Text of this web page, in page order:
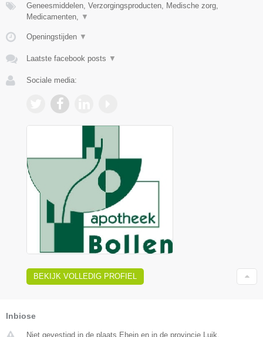
Geneesmiddelen, Verzorgingsproducten, Medische zorg,
Medicamenten,
▼
Openingstijden ▼
Laatste facebook posts ▼
Sociale media:
BEKIJK VOLLEDIG PROFIEL
Inbiose
Niet gevestigd in de plaats Ehein en in de provincie Luik.